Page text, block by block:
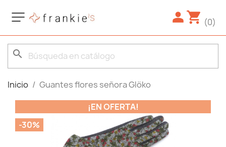
(0)
search
Inicio
Guantes flores señora Glöko
¡EN OFERTA!
-30%